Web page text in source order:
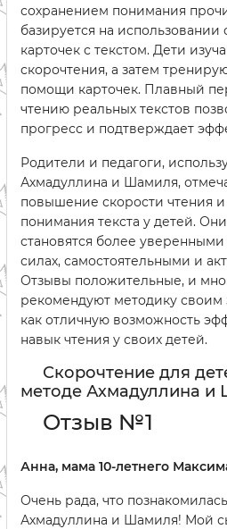
сохранением понимания
базируется на
карточек с текстом. Дети
скорочтения, а затем
помощи карточек. Плавный
чтению реальных текстов
прогресс и подтверждает
Родители и педагоги,
Ахмадуллина и Шамиля,
повышение скорости чтения
понимания текста у детей.
становятся более
силах, самостоятельными и
Отзывы положительные, и
рекомендуют методику своим
как отличную возможность
навык чтения у своих детей.
Скорочтение для
методе Ахмадуллина и
Отзыв №1
Анна, мама 10-летнего
Очень рада, что
Ахмадуллина и Шамиля! Мой